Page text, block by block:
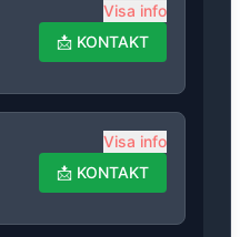
Visa info
📩 KONTAKT
Visa info
📩 KONTAKT